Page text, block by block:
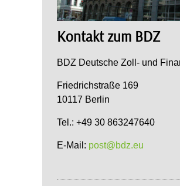
Kontakt zum BDZ
BDZ Deutsche Zoll- und
Friedrichstraße 169
10117 Berlin
Tel.: +49 30 863247640
E-Mail: post@bdz.eu